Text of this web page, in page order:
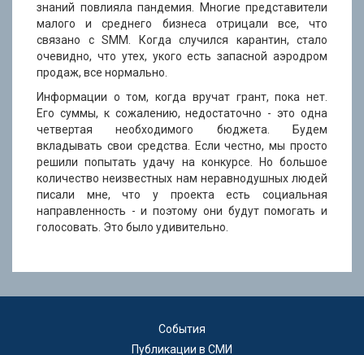
знаний повлияла пандемия. Многие представители
малого и среднего бизнеса отрицали все, что
связано с SMM. Когда случился карантин, стало
очевидно, что утех, укого есть запасной аэродром
продаж, все нормально.
Информации о том, когда вручат грант, пока нет.
Его суммы, к сожалению, недостаточно - это одна
четвертая необходимого бюджета. Будем
вкладывать свои средства. Если честно, мы просто
решили попытать удачу на конкурсе. Но большое
количество неизвестных нам неравнодушных людей
писали мне, что у проекта есть социальная
направленность - и поэтому они будут помогать и
голосовать. Это было удивительно.
События
Публикации в СМИ